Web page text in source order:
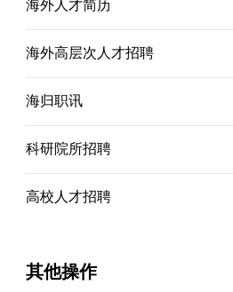
海外人才简历
海外高层次人才招聘
海归职讯
科研院所招聘
高校人才招聘
其他操作